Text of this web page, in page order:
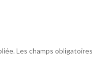
Les champs obligatoires